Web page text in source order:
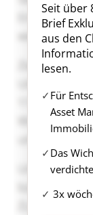
Seit über
Brief
aus den
lesen.
Für
Asset
Das
3x